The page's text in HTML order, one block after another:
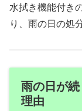
水拭き機能付き
り、雨の日の処
雨の日が
理由